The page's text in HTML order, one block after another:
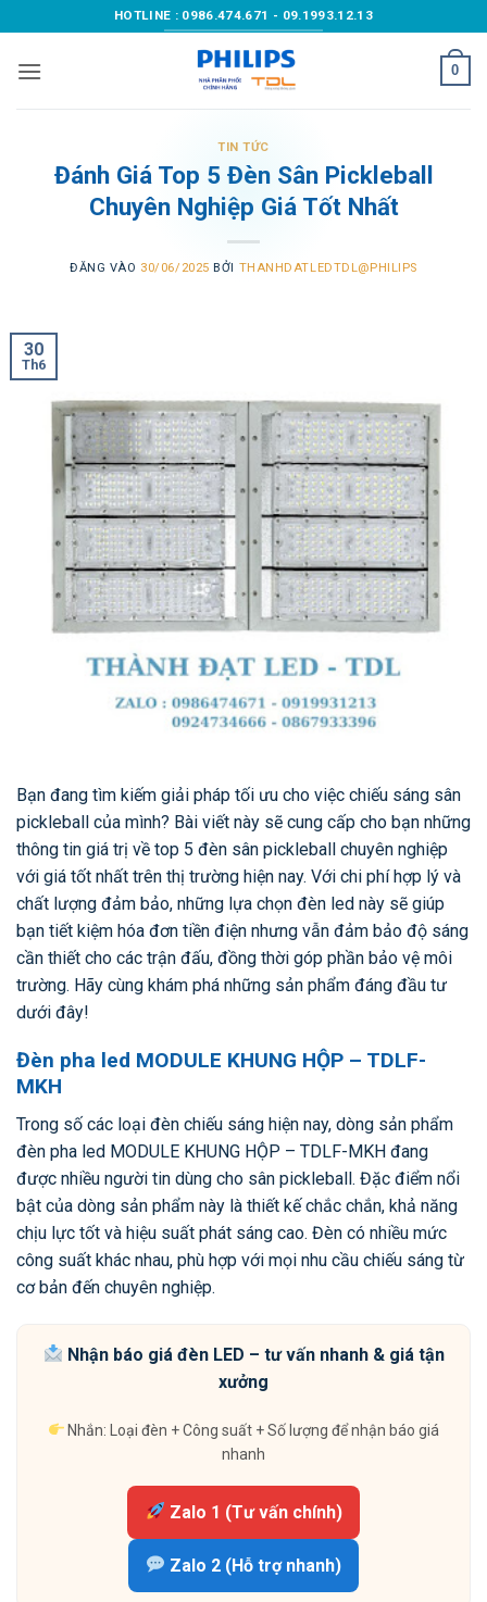
qua
nội
HOTLINE : 0986.474.671 - 09.1993.12.13
0
TIN TỨC
Đánh Giá Top 5 Đèn Sân Pickleball
Chuyên Nghiệp Giá Tốt Nhất
ĐĂNG VÀO 30/06/2025 BỞI THANHDATLEDTDL@PHILIPS
30
Th6
Bạn đang tìm kiếm giải pháp tối ưu cho việc chiếu sáng sân
pickleball của mình? Bài viết này sẽ cung cấp cho bạn những
thông tin giá trị về top 5 đèn sân pickleball chuyên nghiệp
với giá tốt nhất trên thị trường hiện nay. Với chi phí hợp lý và
chất lượng đảm bảo, những lựa chọn đèn led này sẽ giúp
bạn tiết kiệm hóa đơn tiền điện nhưng vẫn đảm bảo độ sáng
cần thiết cho các trận đấu, đồng thời góp phần bảo vệ môi
trường. Hãy cùng khám phá những sản phẩm đáng đầu tư
dưới đây!
Đèn pha led MODULE KHUNG HỘP – TDLF-
MKH
Trong số các loại đèn chiếu sáng hiện nay, dòng sản phẩm
đèn pha led MODULE KHUNG HỘP – TDLF-MKH đang
được nhiều người tin dùng cho sân pickleball. Đặc điểm nổi
bật của dòng sản phẩm này là thiết kế chắc chắn, khả năng
chịu lực tốt và hiệu suất phát sáng cao. Đèn có nhiều mức
công suất khác nhau, phù hợp với mọi nhu cầu chiếu sáng từ
cơ bản đến chuyên nghiệp.
Nhận báo giá đèn LED – tư vấn nhanh & giá tận
xưởng
Nhắn: Loại đèn + Công suất + Số lượng để nhận báo giá
nhanh
Zalo 1 (Tư vấn chính)
Zalo 2 (Hỗ trợ nhanh)